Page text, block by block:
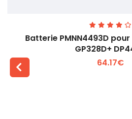
Batterie PMNN4493D
GP328D+
64.17€